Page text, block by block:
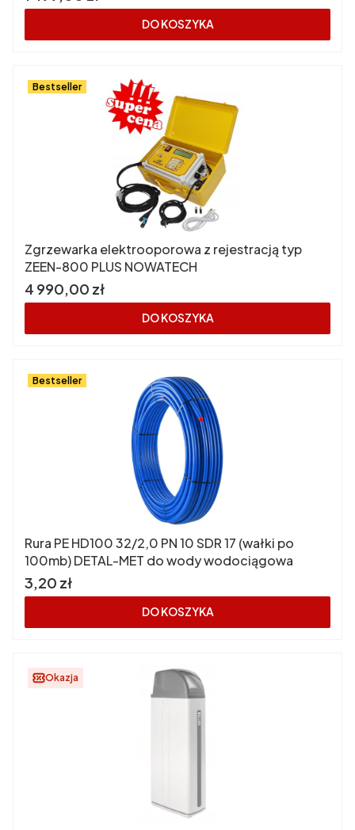
DO KOSZYKA
Bestseller
Zgrzewarka elektrooporowa z rejestracją typ
ZEEN-800 PLUS NOWATECH
Cena
4 990,00 zł
DO KOSZYKA
Bestseller
Rura PE HD100 32/2,0 PN 10 SDR 17 (wałki po
100mb) DETAL-MET do wody wodociągowa
Cena
3,20 zł
DO KOSZYKA
Okazja